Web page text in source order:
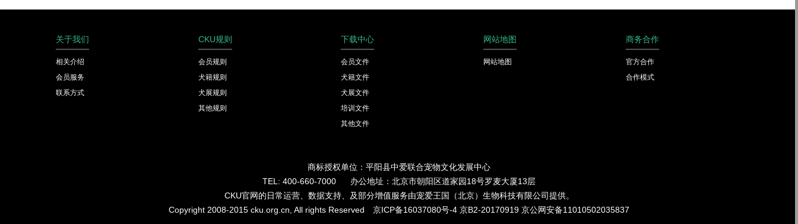
关于我们
相关介绍
会员服务
联系方式
CKU规则
会员规则
犬籍规则
犬展规则
其他规则
下载中心
会员文件
犬籍文件
犬展文件
培训文件
其他文件
网站地图
网站地图
商务合作
官方合作
合作模式
商标授权单位：平阳县中爱联合宠物文化发展中心
TEL: 400-660-7000 办公地址：北京市朝阳区道家园18号罗麦大厦13层
CKU官网的日常运营、数据支持、及部分增值服务由宠爱王国（北京）生物科技有限公司提供。
Copyright 2008-2015 cku.org.cn, All rights Reserved 京ICP备16037080号-4 京B2-20170919 京公网安备11010502035837